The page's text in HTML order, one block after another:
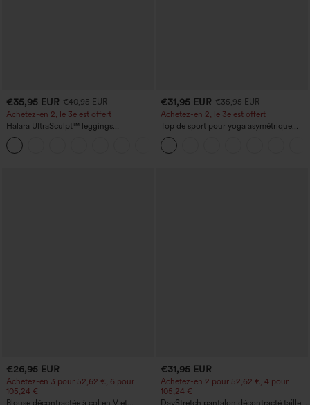
€35,95 EUR €40,95 EUR
Achetez-en 2, le 3e est offert
Halara UltraSculpt™ leggings
d'entraînement taille haute — fronces
liftantes pour le fessier, maintien gainant
du ventre et poche
€31,95 EUR €35,95 EUR
Achetez-en 2, le 3e est offert
Top de sport pour yoga asymétrique
(une épaule) à manches longues avec
ouverture pour le pouce, ourlet arrondi
haut-bas, séchage rapide, soutien-gorge
€26,95 EUR
Achetez-en 3 pour 52,62 €, 6 pour
105,24 €
€31,95 EUR
Achetez-en 2 pour 52,62 €, 4 pour
105,24 €